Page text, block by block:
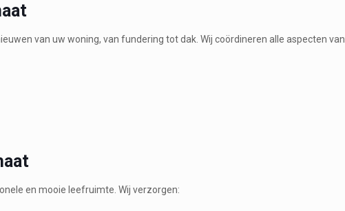
van uw woning, van fundering tot dak. Wij coördineren alle aspecten van
en mooie leefruimte. Wij verzorgen: